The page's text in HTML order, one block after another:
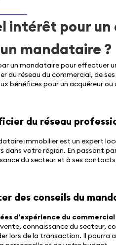
intérêt pour
mandataire ?
un mandataire pour effectuer
du réseau du commercial, de
bénéfices pour un acquéreur ou
du réseau
immobilier est un expert
dans votre région. En passant
du secteur et à ses
des conseils du
d'expérience du commercial
connaissance du secteur,
lors de la transaction. Il pourra